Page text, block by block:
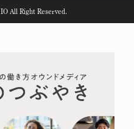
All Right Reserved.